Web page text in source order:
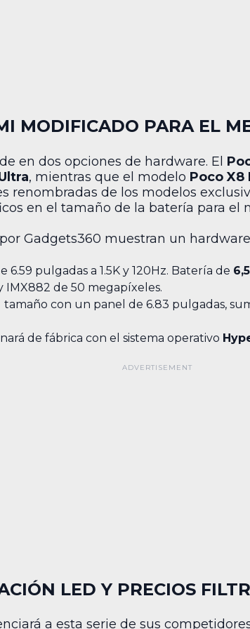
MODIFICADO PARA EL
en dos opciones de hardware. El
, mientras que el modelo Poco X8
renombradas de los modelos
en el tamaño de la batería para el
Gadgets360 muestran un
6.59 pulgadas a 1.5K y 120Hz. Batería de
de 50 megapíxeles.
con un panel de 6.83 pulgadas,
de fábrica con el sistema operativo
LED Y PRECIOS
a esta serie de sus